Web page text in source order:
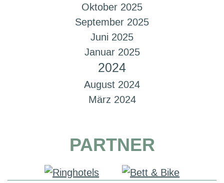
Oktober 2025
September 2025
Juni 2025
Januar 2025
2024
August 2024
März 2024
PARTNER